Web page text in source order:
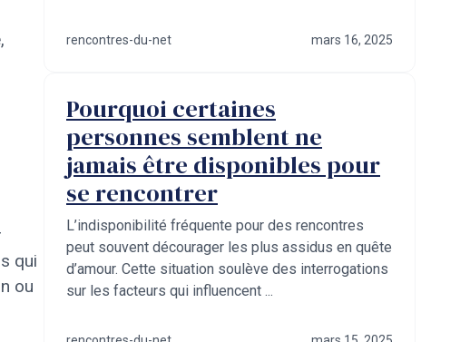
qui
ou
rencontres-du-net mars 16, 2025
Pourquoi certaines
personnes semblent ne
jamais être disponibles pour
se rencontrer
L’indisponibilité fréquente pour des rencontres
peut souvent décourager les plus assidus en quête
d’amour. Cette situation soulève des interrogations
sur les facteurs qui influencent ...